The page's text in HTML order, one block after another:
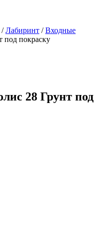
/Лабиринт /Входные
под покраску
28 Грунт под